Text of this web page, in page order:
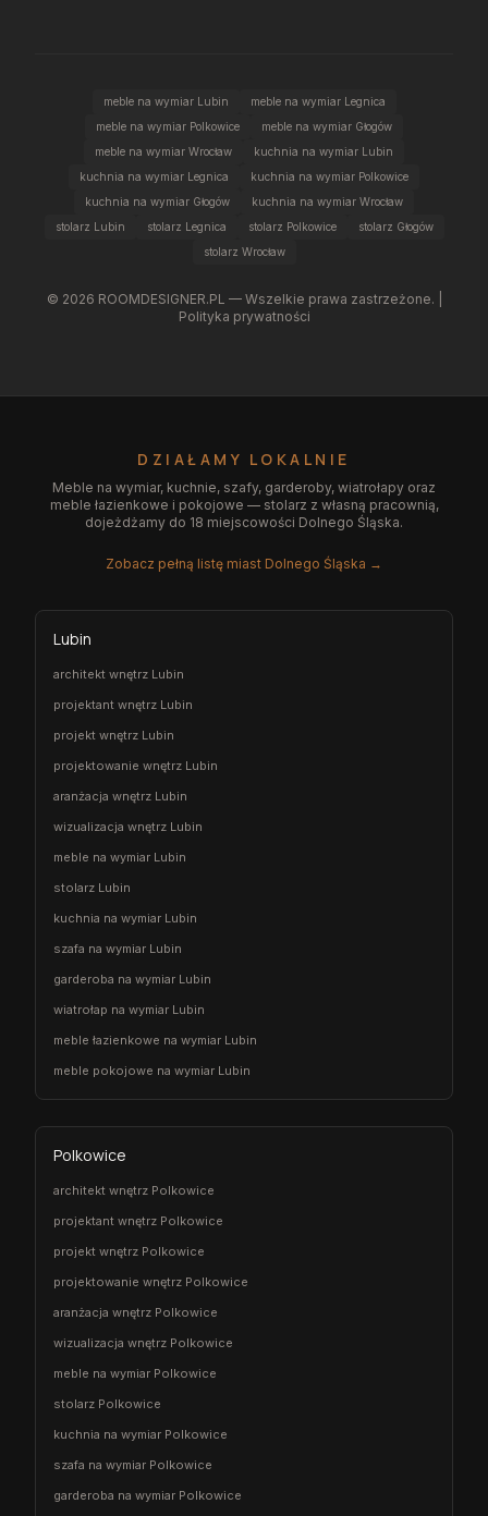
meble na wymiar Lubin
meble na wymiar Legnica
meble na wymiar Polkowice
meble na wymiar Głogów
meble na wymiar Wrocław
kuchnia na wymiar Lubin
kuchnia na wymiar Legnica
kuchnia na wymiar Polkowice
kuchnia na wymiar Głogów
kuchnia na wymiar Wrocław
stolarz Lubin
stolarz Legnica stolarz Polkowice
stolarz Głogów
stolarz Wrocław
© 2026 ROOMDESIGNER.PL — Wszelkie prawa zastrzeżone. |
Polityka prywatności
DZIAŁAMY LOKALNIE
Meble na wymiar, kuchnie, szafy, garderoby, wiatrołapy oraz
meble łazienkowe i pokojowe — stolarz z własną pracownią,
dojeżdżamy do 18 miejscowości Dolnego Śląska.
Zobacz pełną listę miast Dolnego Śląska →
Lubin
architekt wnętrz Lubin
projektant wnętrz Lubin
projekt wnętrz Lubin
projektowanie wnętrz Lubin
aranżacja wnętrz Lubin
wizualizacja wnętrz Lubin
meble na wymiar Lubin
stolarz Lubin
kuchnia na wymiar Lubin
szafa na wymiar Lubin
garderoba na wymiar Lubin
wiatrołap na wymiar Lubin
meble łazienkowe na wymiar Lubin
meble pokojowe na wymiar Lubin
Polkowice
architekt wnętrz Polkowice
projektant wnętrz Polkowice
projekt wnętrz Polkowice
projektowanie wnętrz Polkowice
aranżacja wnętrz Polkowice
wizualizacja wnętrz Polkowice
meble na wymiar Polkowice
stolarz Polkowice
kuchnia na wymiar Polkowice
szafa na wymiar Polkowice
garderoba na wymiar Polkowice